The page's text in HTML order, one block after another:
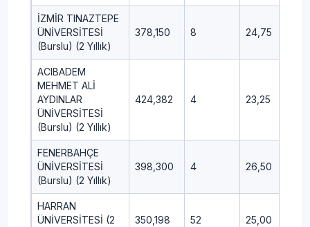
İZMİR TINAZTEPE
ÜNİVERSİTESİ
(Burslu) (2 Yıllık)
378,150 8 24,75
ACIBADEM
MEHMET ALİ
AYDINLAR
ÜNİVERSİTESİ
(Burslu) (2 Yıllık)
424,382 4 23,25
FENERBAHÇE
ÜNİVERSİTESİ
(Burslu) (2 Yıllık)
398,300 4 26,50
HARRAN
ÜNİVERSİTESİ (2
350,198 52 25,00